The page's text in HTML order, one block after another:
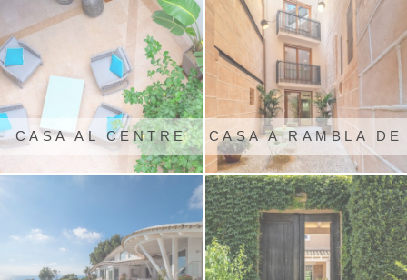
CASA AL CENTRE
DE PALMA
CASA A RAMBLA DE
PALMA